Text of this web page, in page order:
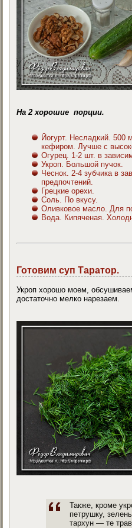
На 2 хорошие порции.
Йогурт. Несладкий.
кефиром. Лучше с
Огурец. 1-2 шт. в
Укроп. Большой пучок.
Чеснок. 2-4 зубчика в
предпочтений.
Грецкие орехи.
Соль. По вкусу.
Оливковое масло. Для
Вода. Кипяченая.
Готовим суп Таратор.
Укроп хорошо моем,
достаточно мелко нарезаем.
Также, кроме
петрушку,
тархун — те